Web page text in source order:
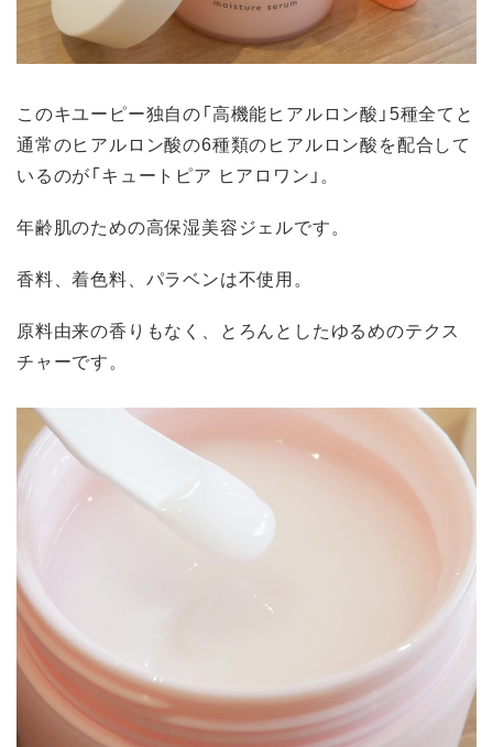
このキユーピー独自の「高機能ヒアルロン酸」5種全てと
通常のヒアルロン酸の6種類のヒアルロン酸を配合して
いるのが「キュートピア ヒアロワン」。
年齢肌のための高保湿美容ジェルです。
香料、着色料、パラベンは不使用。
原料由来の香りもなく、とろんとしたゆるめのテクス
チャーです。